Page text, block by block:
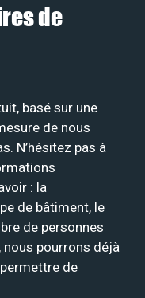
de
basé sur une
de nous
N’hésitez pas à
: la
de bâtiment, le
de personnes
nous pourrons déjà
de